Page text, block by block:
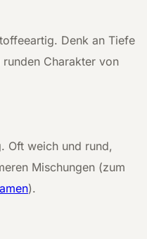
Denk an Tiefe
Charakter von
Oft weich und rund,
Mischungen (zum
).